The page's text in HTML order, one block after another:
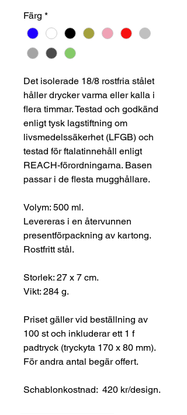
Färg *
Det isolerade 18/8 rostfria stålet
håller drycker varma eller kalla i
flera timmar. Testad och godkänd
enligt tysk lagstiftning om
livsmedelssäkerhet (LFGB) och
testad för ftalatinnehåll enligt
REACH-förordningarna. Basen
passar i de flesta mugghållare.
Volym: 500 ml.
Levereras i en återvunnen
presentförpackning av kartong.
Rostfritt stål.
Storlek: 27 x 7 cm.
Vikt: 284 g.
Priset gäller vid beställning av
100 st och inkluderar ett 1 f
padtryck (tryckyta 170 x 80 mm).
För andra antal begär offert.
Schablonkostnad: 420 kr/design.